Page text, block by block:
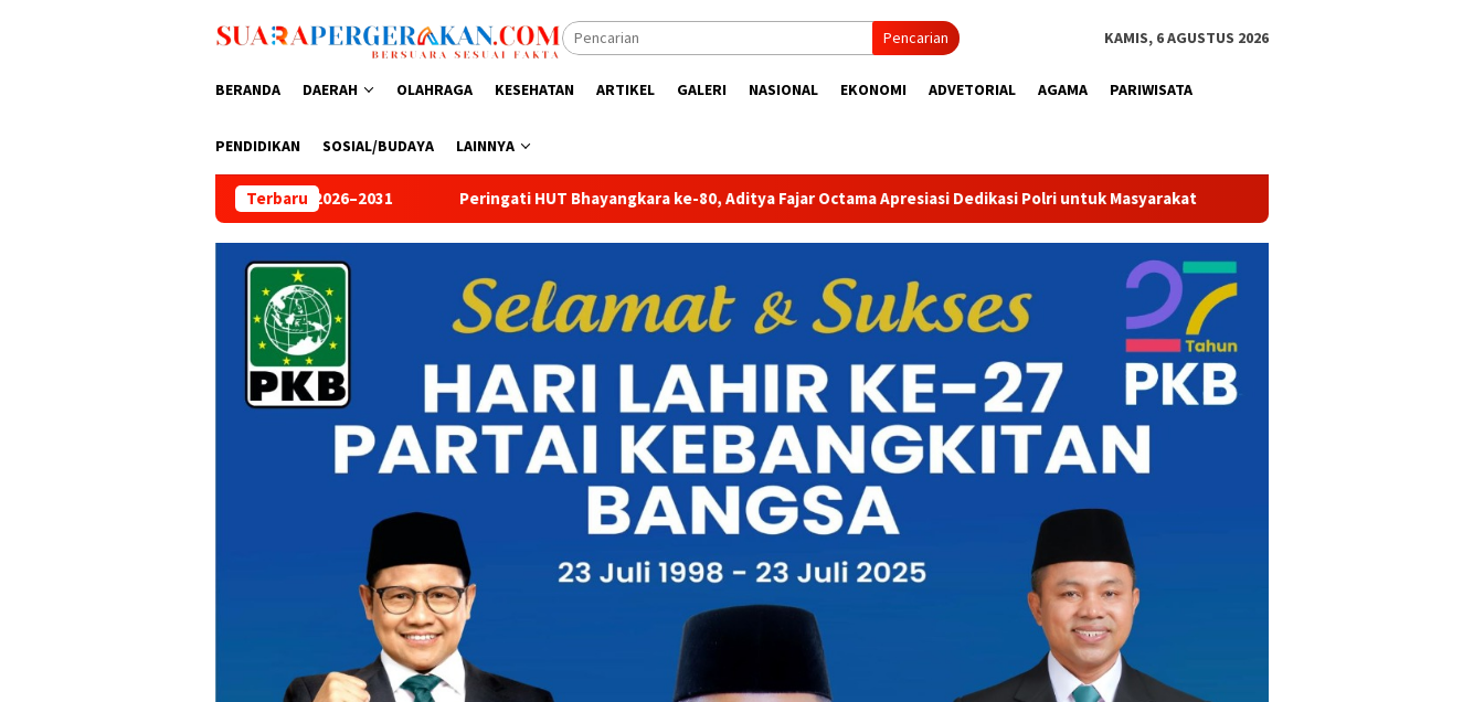
Pencarian KAMIS, 6 AGUSTUS 2026
BERANDA DAERAH OLAHRAGA KESEHATAN ARTIKEL GALERI NASIONAL EKONOMI ADVETORIAL AGAMA PARIWISATA
PENDIDIKAN SOSIAL/BUDAYA LAINNYA
Terbaru
Peringati HUT Bhayangkara ke-80, Aditya Fajar Octama Apresiasi Dedikasi Polri untuk Masyarakat Tak Sekadar Bersih dan Sehat, Air Minum Perumdam Tirta Kampar